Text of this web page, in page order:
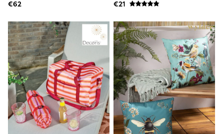
Tops
Dresses
Shorts
Skirts
Sandals & Sliders
Rash Vests
Sun Safe Swimwear
Sun Hats & Caps
Denim Jackets
Raincoats
Waterproof
Shackets
€62
€21